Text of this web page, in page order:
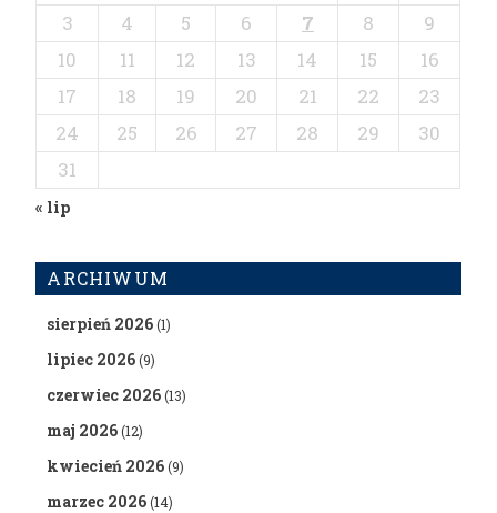
3
4 5 6 7 8
9
10
11 12 13 14 15
16
17
18 19 20 21 22
23
24
25 26 27 28 29
30
31
« lip
ARCHIWUM
sierpień 2026(1)
lipiec 2026(9)
czerwiec 2026(13)
maj 2026(12)
kwiecień 2026(9)
marzec 2026(14)